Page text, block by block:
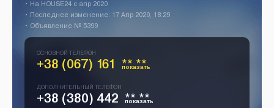
• На HOUSE24 c апр 2020
• Последнее изменение: 17 Апр 2020, 18:29
• Объявление № 5399
ОСНОВНОЙ ТЕЛЕФОН
+38 (067) 161 ** **
показать
ДОПОЛНИТЕЛЬНЫЙ ТЕЛЕФОН
+38 (380) 442 ** **
показать